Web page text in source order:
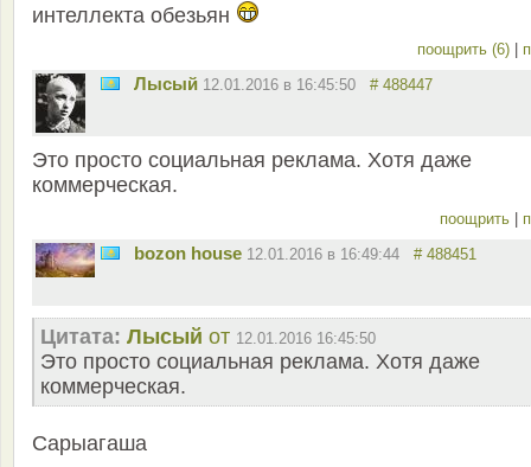
интеллекта обезьян
поощрить (6)
Лысый 12.01.2016 в 16:45:50 # 488447
Это просто социальная реклама. Хотя даже
коммерческая.
поощрить
bozon house 12.01.2016 в 16:49:44 # 488451
Цитата: Лысый от 12.01.2016 16:45:50
Это просто социальная реклама. Хотя даже
коммерческая.
Сарыагаша